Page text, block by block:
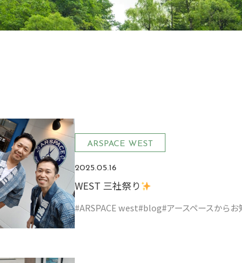
ARSPACE WEST
2025.05.16
WEST 三社祭り
#ARSPACE west#blog#アースペースからお